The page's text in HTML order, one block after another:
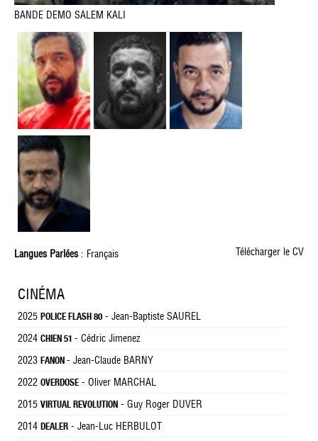
BANDE DEMO SALEM KALI
Langues Parlées: Français Télécharger le CV
CINÉMA
2025 POLICE FLASH 80 - Jean-Baptiste SAUREL
2024 CHIEN 51 - Cédric Jimenez
2023 FANON - Jean-Claude BARNY
2022 OVERDOSE - Oliver MARCHAL
2015 VIRTUAL REVOLUTION - Guy Roger DUVER
2014 DEALER - Jean-Luc HERBULOT